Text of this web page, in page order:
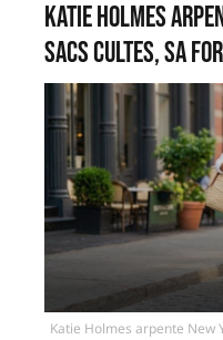
Katie Holmes
sacs cultes, sa
Katie Holmes arpente New